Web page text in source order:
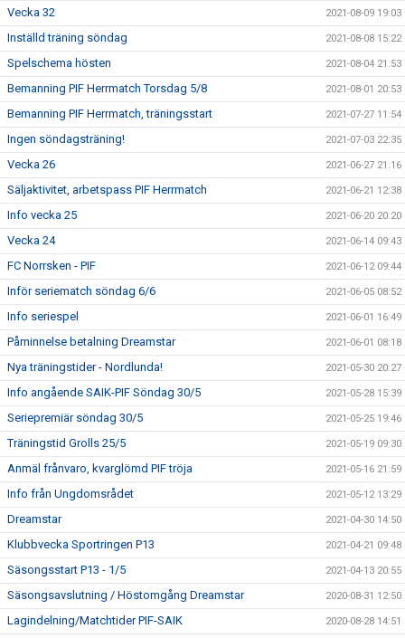
Vecka 32 2021-08-09 19:03
Inställd träning söndag 2021-08-08 15:22
Spelschema hösten 2021-08-04 21:53
Bemanning PIF Herrmatch Torsdag 5/8 2021-08-01 20:53
Bemanning PIF Herrmatch, träningsstart 2021-07-27 11:54
Ingen söndagsträning! 2021-07-03 22:35
Vecka 26 2021-06-27 21:16
Säljaktivitet, arbetspass PIF Herrmatch 2021-06-21 12:38
Info vecka 25 2021-06-20 20:20
Vecka 24 2021-06-14 09:43
FC Norrsken - PIF 2021-06-12 09:44
Inför seriematch söndag 6/6 2021-06-05 08:52
Info seriespel 2021-06-01 16:49
Påminnelse betalning Dreamstar 2021-06-01 08:18
Nya träningstider - Nordlunda! 2021-05-30 20:27
Info angående SAIK-PIF Söndag 30/5 2021-05-28 15:39
Seriepremiär söndag 30/5 2021-05-25 19:46
Träningstid Grolls 25/5 2021-05-19 09:30
Anmäl frånvaro, kvarglömd PIF tröja 2021-05-16 21:59
Info från Ungdomsrådet 2021-05-12 13:29
Dreamstar 2021-04-30 14:50
Klubbvecka Sportringen P13 2021-04-21 09:48
Säsongsstart P13 - 1/5 2021-04-13 20:55
Säsongsavslutning / Höstomgång Dreamstar 2020-08-31 12:50
Lagindelning/Matchtider PIF-SAIK 2020-08-28 14:51